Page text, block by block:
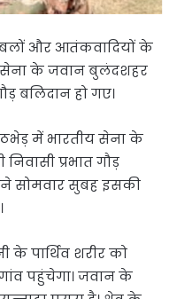
और आतंकवादियों के
सेना के जवान बुलंदशहर
बलिदान हो गए।
में भारतीय सेना के
प्रभात गौड़
ने सोमवार सुबह इसकी
पार्थिव शरीर को
पहुंचेगा। जवान के